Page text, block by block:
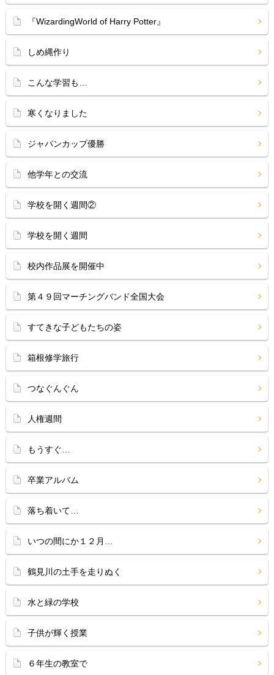
『WizardingWorld of Harry Potter』
しめ縄作り
こんな学習も…
寒くなりました
ジャパンカップ優勝
他学年との交流
学校を開く週間②
学校を開く週間
校内作品展を開催中
第４９回マーチングバンド全国大会
すてきな子どもたちの姿
箱根修学旅行
つなぐんぐん
人権週間
もうすぐ…
卒業アルバム
落ち着いて…
いつの間にか１２月…
鶴見川の土手を走りぬく
水と緑の学校
子供が輝く授業
６年生の教室で